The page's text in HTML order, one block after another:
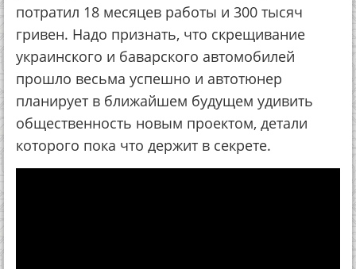
потратил 18 месяцев работы и 300 тысяч
гривен. Надо признать, что скрещивание
украинского и баварского автомобилей
прошло весьма успешно и автотюнер
планирует в ближайшем будущем удивить
общественность новым проектом, детали
которого пока что держит в секрете.